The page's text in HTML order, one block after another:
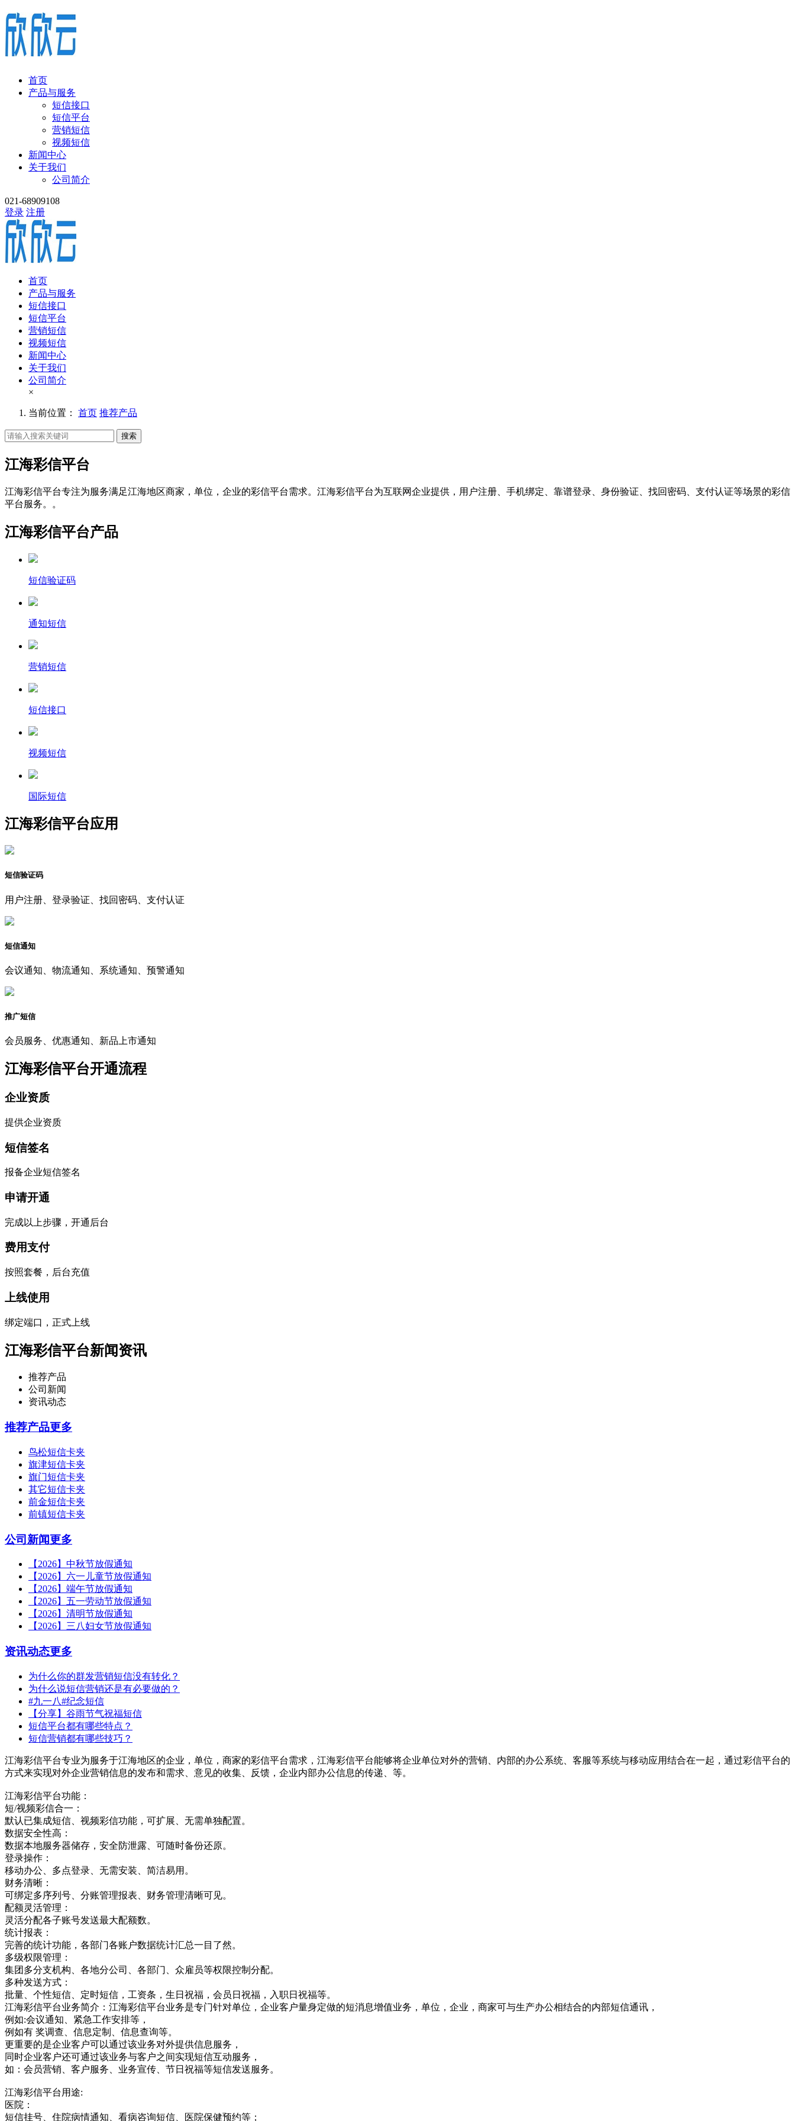
首页
产品与服务
短信接口
短信平台
营销短信
视频短信
新闻中心
关于我们
公司简介
021-68909108
登录 注册
首页
产品与服务
短信接口
短信平台
营销短信
视频短信
新闻中心
关于我们
公司简介
×
当前位置： 首页 推荐产品
搜索
江海彩信平台
江海彩信平台专注为服务满足江海地区商家，单位，企业的彩信平台需求。江海彩信平台为互联网企业提供，用户注册、手机绑定、靠谱登录、身份验证、找回密码、支付认证等场景的彩信
平台服务。。
江海彩信平台产品
短信验证码
通知短信
营销短信
短信接口
视频短信
国际短信
江海彩信平台应用
短信验证码
用户注册、登录验证、找回密码、支付认证
短信通知
会议通知、物流通知、系统通知、预警通知
推广短信
会员服务、优惠通知、新品上市通知
江海彩信平台开通流程
企业资质
提供企业资质
短信签名
报备企业短信签名
申请开通
完成以上步骤，开通后台
费用支付
按照套餐，后台充值
上线使用
绑定端口，正式上线
江海彩信平台新闻资讯
推荐产品
公司新闻
资讯动态
推荐产品更多
鸟松短信卡夹
旗津短信卡夹
旗门短信卡夹
其它短信卡夹
前金短信卡夹
前镇短信卡夹
公司新闻更多
【2026】中秋节放假通知
【2026】六一儿童节放假通知
【2026】端午节放假通知
【2026】五一劳动节放假通知
【2026】清明节放假通知
【2026】三八妇女节放假通知
资讯动态更多
为什么你的群发营销短信没有转化？
为什么说短信营销还是有必要做的？
#九一八#纪念短信
【分享】谷雨节气祝福短信
短信平台都有哪些特点？
短信营销都有哪些技巧？
江海彩信平台专业为服务于江海地区的企业，单位，商家的彩信平台需求，江海彩信平台能够将企业单位对外的营销、内部的办公系统、客服等系统与移动应用结合在一起，通过彩信平台的
方式来实现对外企业营销信息的发布和需求、意见的收集、反馈，企业内部办公信息的传递、等。
江海彩信平台功能：
短/视频彩信合一：
默认已集成短信、视频彩信功能，可扩展、无需单独配置。
数据安全性高：
数据本地服务器储存，安全防泄露、可随时备份还原。
登录操作：
移动办公、多点登录、无需安装、简洁易用。
财务清晰：
可绑定多序列号、分账管理报表、财务管理清晰可见。
配额灵活管理：
灵活分配各子账号发送最大配额数。
统计报表：
完善的统计功能，各部门各账户数据统计汇总一目了然。
多级权限管理：
集团多分支机构、各地分公司、各部门、众雇员等权限控制分配。
多种发送方式：
批量、个性短信、定时短信，工资条，生日祝福，会员日祝福，入职日祝福等。
江海彩信平台业务简介：江海彩信平台业务是专门针对单位，企业客户量身定做的短消息增值业务，单位，企业，商家可与生产办公相结合的内部短信通讯，
例如:会议通知、紧急工作安排等，
例如有 奖调查、信息定制、信息查询等。
更重要的是企业客户可以通过该业务对外提供信息服务，
同时企业客户还可通过该业务与客户之间实现短信互动服务，
如：会员营销、客户服务、业务宣传、节日祝福等短信发送服务。
江海彩信平台用途:
医院：
短信挂号、住院病情通知、看病咨询短信、医院保健预约等；